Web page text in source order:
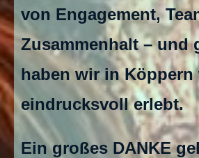
von Engagement,
Zusammenhalt – und
haben wir in Köppern
eindrucksvoll erlebt.
Ein großes DANKE